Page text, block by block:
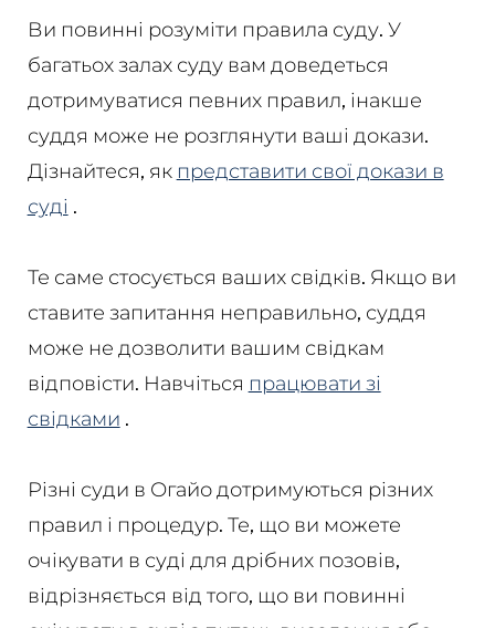
Ви повинні розуміти правила суду. У
багатьох залах суду вам доведеться
дотримуватися певних правил, інакше
суддя може не розглянути ваші докази.
Дізнайтеся, як представити свої докази в
суді .
Те саме стосується ваших свідків. Якщо ви
ставите запитання неправильно, суддя
може не дозволити вашим свідкам
відповісти. Навчіться працювати зі
свідками .
Різні суди в Огайо дотримуються різних
правил і процедур. Те, що ви можете
очікувати в суді для дрібних позовів,
відрізняється від того, що ви повинні